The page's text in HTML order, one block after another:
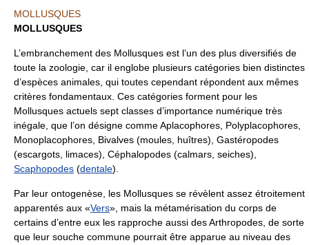
MOLLUSQUES
MOLLUSQUES
L’embranchement des Mollusques est l’un des plus diversifiés de
toute la zoologie, car il englobe plusieurs catégories bien distinctes
d’espèces animales, qui toutes cependant répondent aux mêmes
critères fondamentaux. Ces catégories forment pour les
Mollusques actuels sept classes d’importance numérique très
inégale, que l’on désigne comme Aplacophores, Polyplacophores,
Monoplacophores, Bivalves (moules, huîtres), Gastéropodes
(escargots, limaces), Céphalopodes (calmars, seiches),
Scaphopodes (dentale).
Par leur ontogenèse, les Mollusques se révèlent assez étroitement
apparentés aux «Vers», mais la métamérisation du corps de
certains d’entre eux les rapproche aussi des Arthropodes, de sorte
que leur souche commune pourrait être apparue au niveau des